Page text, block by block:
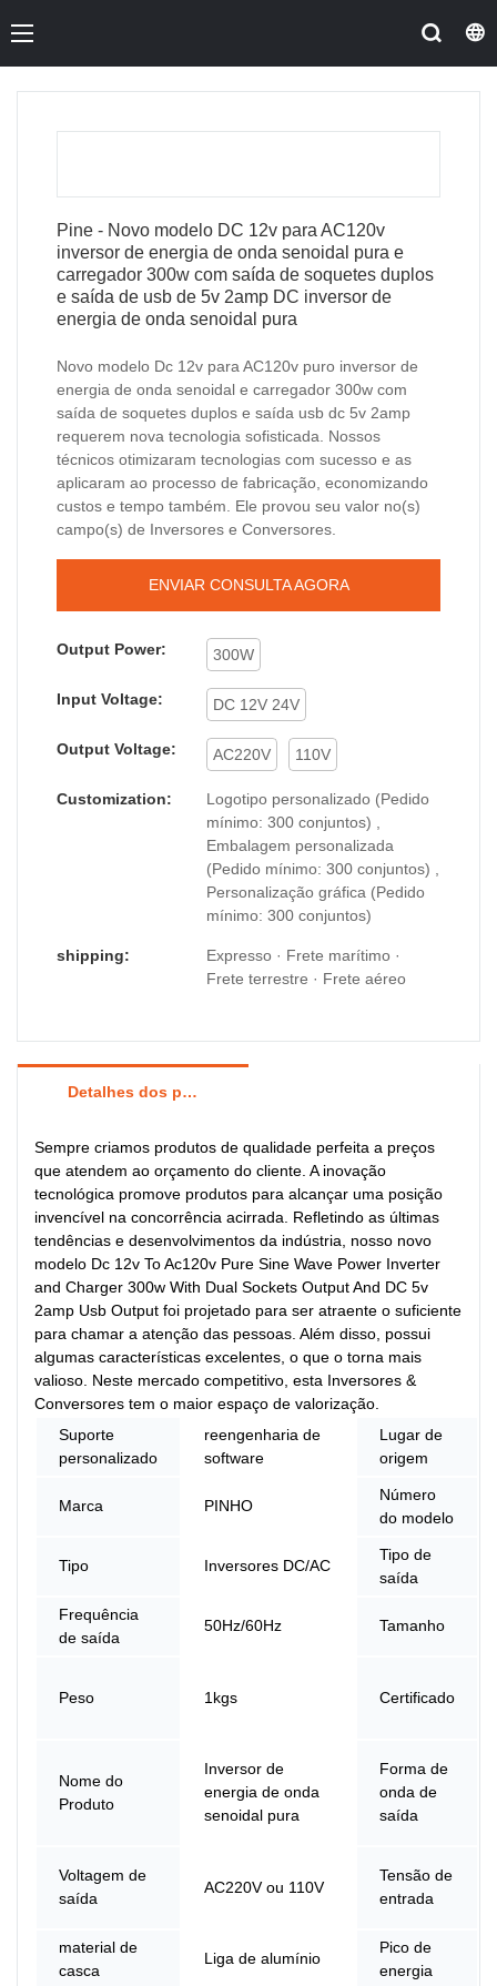
Pine - Novo modelo DC 12v para AC120v
inversor de energia de onda senoidal pura e
carregador 300w com saída de soquetes duplos
e saída de usb de 5v 2amp DC inversor de
energia de onda senoidal pura
Novo modelo Dc 12v para AC120v puro inversor de
energia de onda senoidal e carregador 300w com
saída de soquetes duplos e saída usb dc 5v 2amp
requerem nova tecnologia sofisticada. Nossos
técnicos otimizaram tecnologias com sucesso e as
aplicaram ao processo de fabricação, economizando
custos e tempo também. Ele provou seu valor no(s)
campo(s) de Inversores e Conversores.
ENVIAR CONSULTA AGORA
Output Power: 300W
Input Voltage: DC 12V 24V
Output Voltage: AC220V 110V
Customization:
Logotipo personalizado (Pedido
mínimo: 300 conjuntos) ,
Embalagem personalizada
(Pedido mínimo: 300 conjuntos) ,
Personalização gráfica (Pedido
mínimo: 300 conjuntos)
shipping:
Expresso · Frete marítimo ·
Frete terrestre · Frete aéreo
Detalhes dos produtos
Sempre criamos produtos de qualidade perfeita a preços
que atendem ao orçamento do cliente. A inovação
tecnológica promove produtos para alcançar uma posição
invencível na concorrência acirrada. Refletindo as últimas
tendências e desenvolvimentos da indústria, nosso novo
modelo Dc 12v To Ac120v Pure Sine Wave Power Inverter
and Charger 300w With Dual Sockets Output And DC 5v
2amp Usb Output foi projetado para ser atraente o suficiente
para chamar a atenção das pessoas. Além disso, possui
algumas características excelentes, o que o torna mais
valioso. Neste mercado competitivo, esta Inversores &
Conversores tem o maior espaço de valorização.
Suporte
personalizado
reengenharia de
software
Lugar de
origem
Marca PINHO
Número
do modelo
Tipo Inversores DC/AC
Tipo de
saída
Frequência
de saída
50Hz/60Hz Tamanho
Peso 1kgs Certificado
Nome do
Produto
Inversor de
energia de onda
senoidal pura
Forma de
onda de
saída
Voltagem de
saída
AC220V ou 110V
Tensão de
entrada
material de
casca
Liga de alumínio
Pico de
energia